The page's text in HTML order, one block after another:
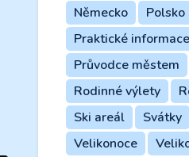
Německo
Polsko
Praktické informace
Průvodce městem
Rodinné výlety
Ski areál
Svátky
Velikonoce